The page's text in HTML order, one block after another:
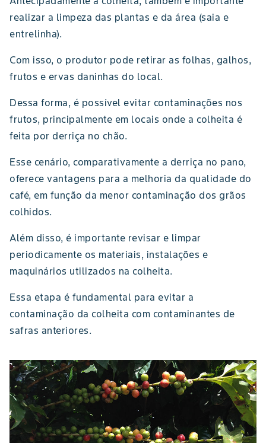
realizar a limpeza das plantas e da área (saia e
entrelinha).
Com isso, o produtor pode retirar as folhas, galhos,
frutos e ervas daninhas do local.
Dessa forma, é possível evitar contaminações nos
frutos, principalmente em locais onde a colheita é
feita por derriça no chão.
Esse cenário, comparativamente a derriça no pano,
oferece vantagens para a melhoria da qualidade do
café, em função da menor contaminação dos grãos
colhidos.
Além disso, é importante revisar e limpar
periodicamente os materiais, instalações e
maquinários utilizados na colheita.
Essa etapa é fundamental para evitar a
contaminação da colheita com contaminantes de
safras anteriores.